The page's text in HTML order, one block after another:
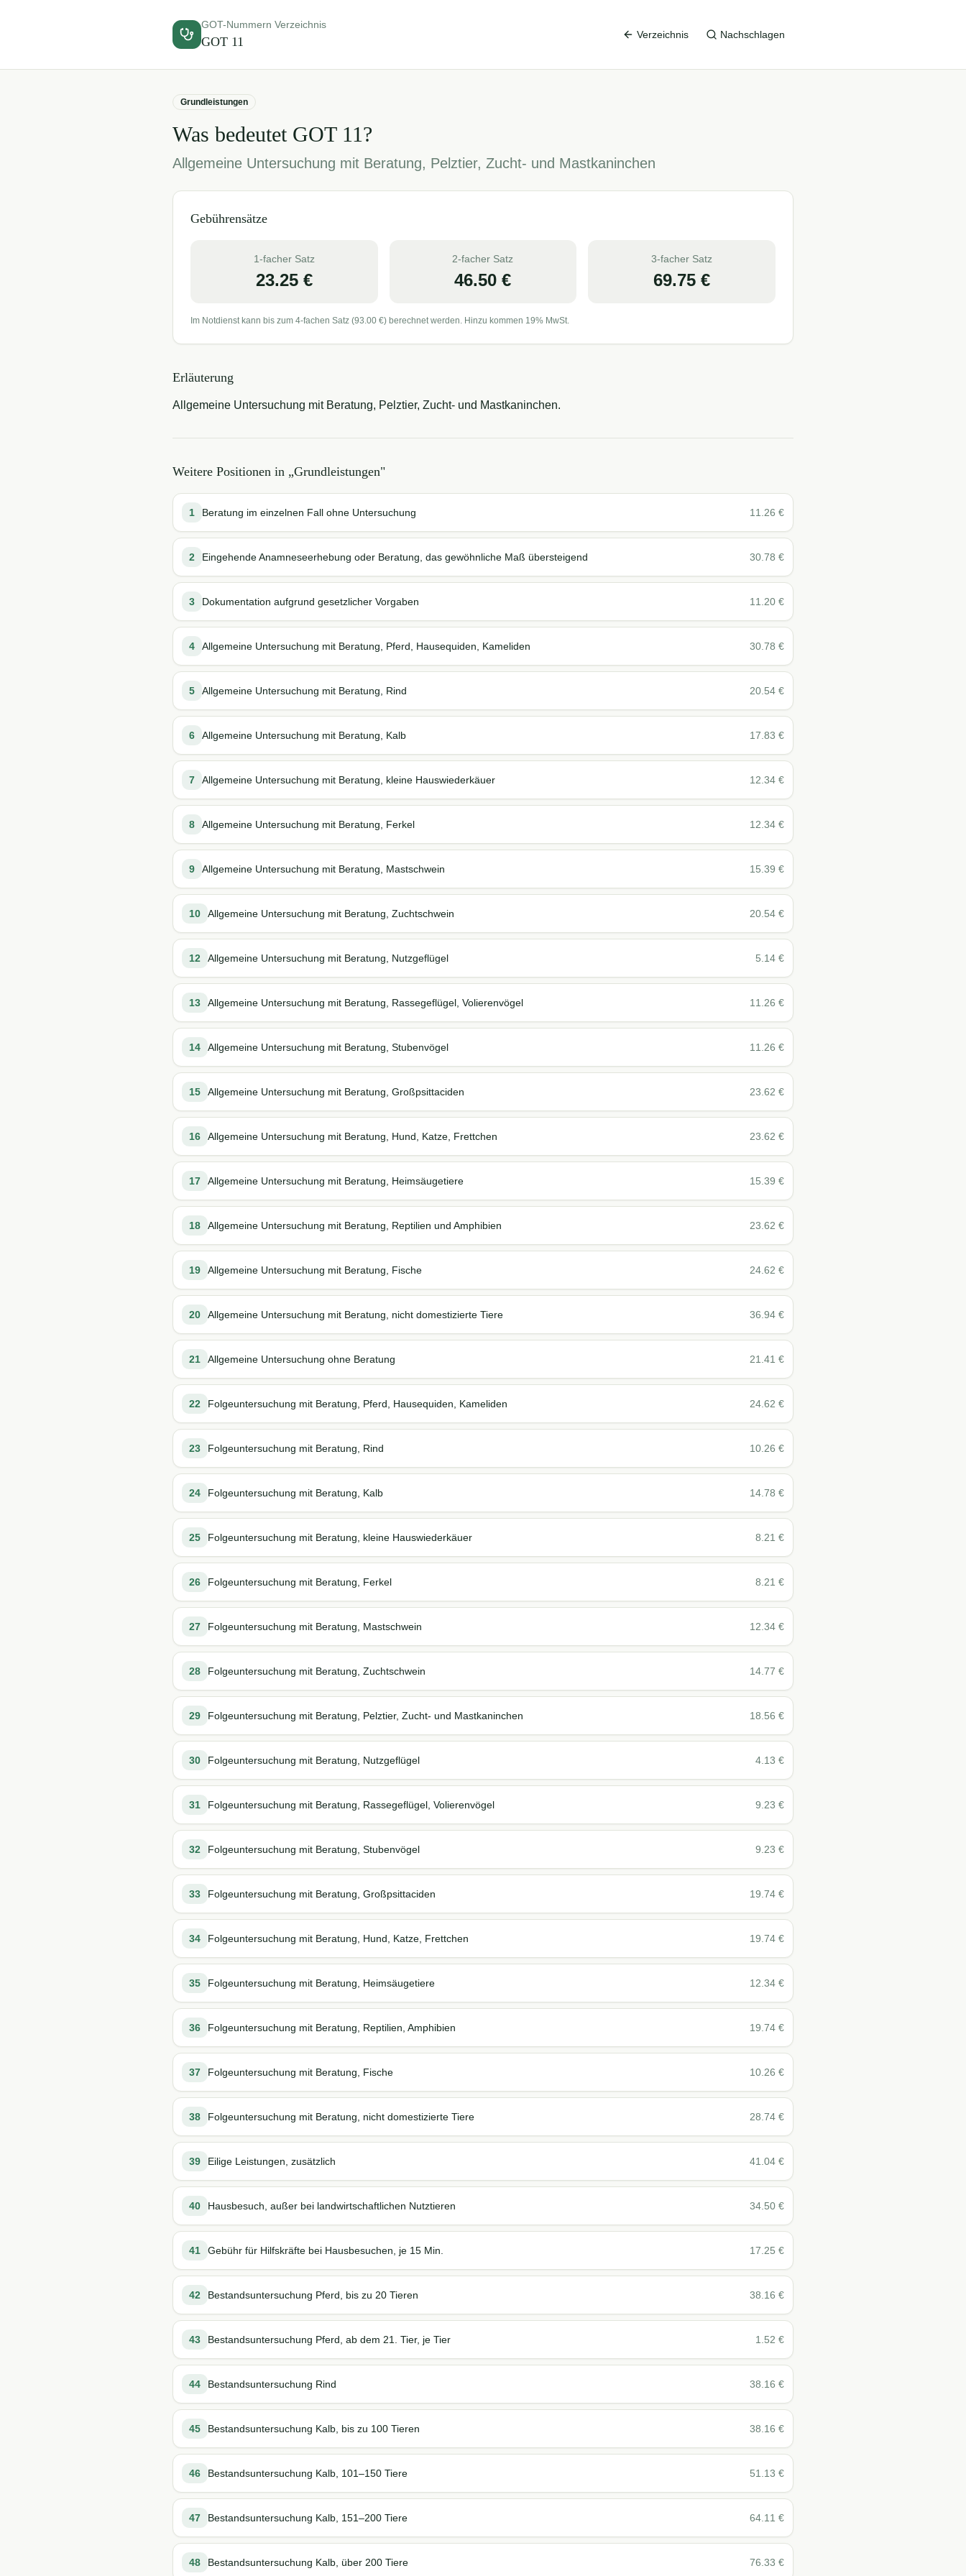
GOT-Nummern Verzeichnis
GOT 11 Verzeichnis Nachschlagen
Grundleistungen
Was bedeutet GOT 11?
Allgemeine Untersuchung mit Beratung, Pelztier, Zucht- und Mastkaninchen
Gebührensätze
1-facher Satz
23.25€
2-facher Satz
46.50 €
3-facher Satz
69.75 €
Im Notdienst kann bis zum 4-fachen Satz (93.00 €) berechnet werden. Hinzu kommen 19% MwSt.
Erläuterung
Allgemeine Untersuchung mit Beratung, Pelztier, Zucht- und Mastkaninchen.
Weitere Positionen in „Grundleistungen"
1 Beratung im einzelnen Fall ohne Untersuchung 11.26 €
2 Eingehende Anamneseerhebung oder Beratung, das gewöhnliche Maß übersteigend 30.78 €
3 Dokumentation aufgrund gesetzlicher Vorgaben 11.20 €
4 Allgemeine Untersuchung mit Beratung, Pferd, Hausequiden, Kameliden 30.78 €
5 Allgemeine Untersuchung mit Beratung, Rind 20.54 €
6 Allgemeine Untersuchung mit Beratung, Kalb 17.83 €
7 Allgemeine Untersuchung mit Beratung, kleine Hauswiederkäuer 12.34 €
8 Allgemeine Untersuchung mit Beratung, Ferkel 12.34 €
9 Allgemeine Untersuchung mit Beratung, Mastschwein 15.39 €
10 Allgemeine Untersuchung mit Beratung, Zuchtschwein 20.54 €
12 Allgemeine Untersuchung mit Beratung, Nutzgeflügel 5.14 €
13 Allgemeine Untersuchung mit Beratung, Rassegeflügel, Volierenvögel 11.26 €
14 Allgemeine Untersuchung mit Beratung, Stubenvögel 11.26 €
15 Allgemeine Untersuchung mit Beratung, Großpsittaciden 23.62 €
16 Allgemeine Untersuchung mit Beratung, Hund, Katze, Frettchen 23.62 €
17 Allgemeine Untersuchung mit Beratung, Heimsäugetiere 15.39 €
18 Allgemeine Untersuchung mit Beratung, Reptilien und Amphibien 23.62 €
19 Allgemeine Untersuchung mit Beratung, Fische 24.62 €
20 Allgemeine Untersuchung mit Beratung, nicht domestizierte Tiere 36.94 €
21 Allgemeine Untersuchung ohne Beratung 21.41 €
22 Folgeuntersuchung mit Beratung, Pferd, Hausequiden, Kameliden 24.62 €
23 Folgeuntersuchung mit Beratung, Rind 10.26 €
24 Folgeuntersuchung mit Beratung, Kalb 14.78 €
25 Folgeuntersuchung mit Beratung, kleine Hauswiederkäuer 8.21 €
26 Folgeuntersuchung mit Beratung, Ferkel 8.21 €
27 Folgeuntersuchung mit Beratung, Mastschwein 12.34 €
28 Folgeuntersuchung mit Beratung, Zuchtschwein 14.77 €
29 Folgeuntersuchung mit Beratung, Pelztier, Zucht- und Mastkaninchen 18.56 €
30 Folgeuntersuchung mit Beratung, Nutzgeflügel 4.13 €
31 Folgeuntersuchung mit Beratung, Rassegeflügel, Volierenvögel 9.23 €
32 Folgeuntersuchung mit Beratung, Stubenvögel 9.23 €
33 Folgeuntersuchung mit Beratung, Großpsittaciden 19.74 €
34 Folgeuntersuchung mit Beratung, Hund, Katze, Frettchen 19.74 €
35 Folgeuntersuchung mit Beratung, Heimsäugetiere 12.34 €
36 Folgeuntersuchung mit Beratung, Reptilien, Amphibien 19.74 €
37 Folgeuntersuchung mit Beratung, Fische 10.26 €
38 Folgeuntersuchung mit Beratung, nicht domestizierte Tiere 28.74 €
39 Eilige Leistungen, zusätzlich 41.04 €
40 Hausbesuch, außer bei landwirtschaftlichen Nutztieren 34.50 €
41 Gebühr für Hilfskräfte bei Hausbesuchen, je 15 Min. 17.25 €
42 Bestandsuntersuchung Pferd, bis zu 20 Tieren 38.16 €
43 Bestandsuntersuchung Pferd, ab dem 21. Tier, je Tier 1.52 €
44 Bestandsuntersuchung Rind 38.16 €
45 Bestandsuntersuchung Kalb, bis zu 100 Tieren 38.16 €
46 Bestandsuntersuchung Kalb, 101–150 Tiere 51.13 €
47 Bestandsuntersuchung Kalb, 151–200 Tiere 64.11 €
48 Bestandsuntersuchung Kalb, über 200 Tiere 76.33 €